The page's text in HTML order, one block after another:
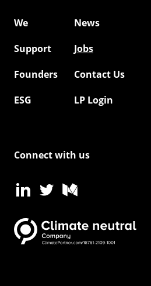
We
News
Support
Jobs
Founders
Contact Us
ESG
LP Login
Connect with us